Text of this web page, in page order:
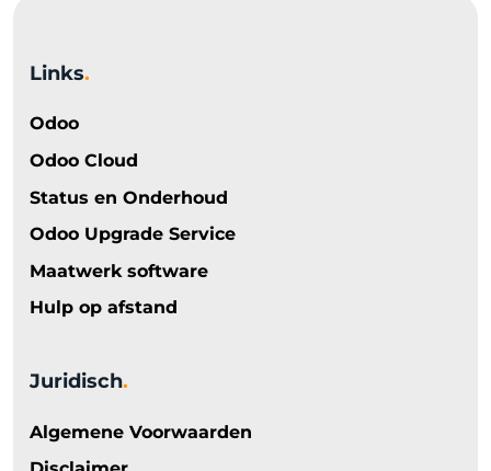
Links.
Odoo
Odoo Cloud
Status en Onderhoud
Odoo Upgrade Service
Maatwerk software
Hulp op afstand
Juridisch.
Algemene Voorwaarden